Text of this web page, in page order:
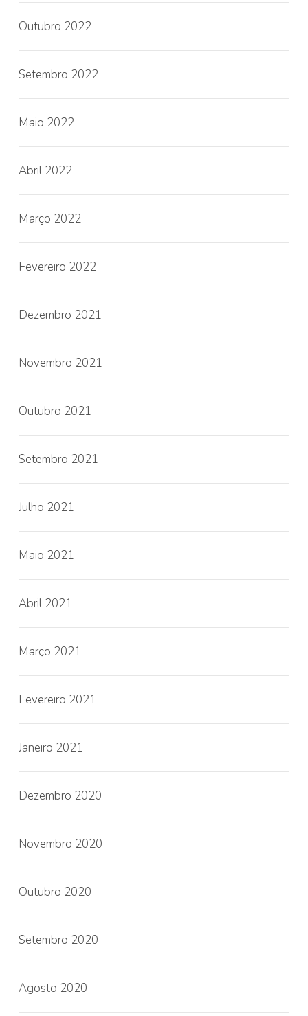
Outubro 2022
Setembro 2022
Maio 2022
Abril 2022
Março 2022
Fevereiro 2022
Dezembro 2021
Novembro 2021
Outubro 2021
Setembro 2021
Julho 2021
Maio 2021
Abril 2021
Março 2021
Fevereiro 2021
Janeiro 2021
Dezembro 2020
Novembro 2020
Outubro 2020
Setembro 2020
Agosto 2020